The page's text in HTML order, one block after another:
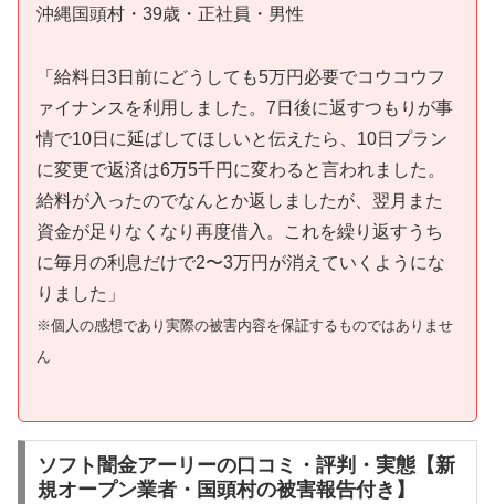
沖縄国頭村・39歳・正社員・男性
「給料日3日前にどうしても5万円必要でコウコウフ
ァイナンスを利用しました。7日後に返すつもりが事
情で10日に延ばしてほしいと伝えたら、10日プラン
に変更で返済は6万5千円に変わると言われました。
給料が入ったのでなんとか返しましたが、翌月また
資金が足りなくなり再度借入。これを繰り返すうち
に毎月の利息だけで2〜3万円が消えていくようにな
りました」
※個人の感想であり実際の被害内容を保証するものではありませ
ん
ソフト闇金アーリーの口コミ・評判・実態【新
規オープン業者・国頭村の被害報告付き】